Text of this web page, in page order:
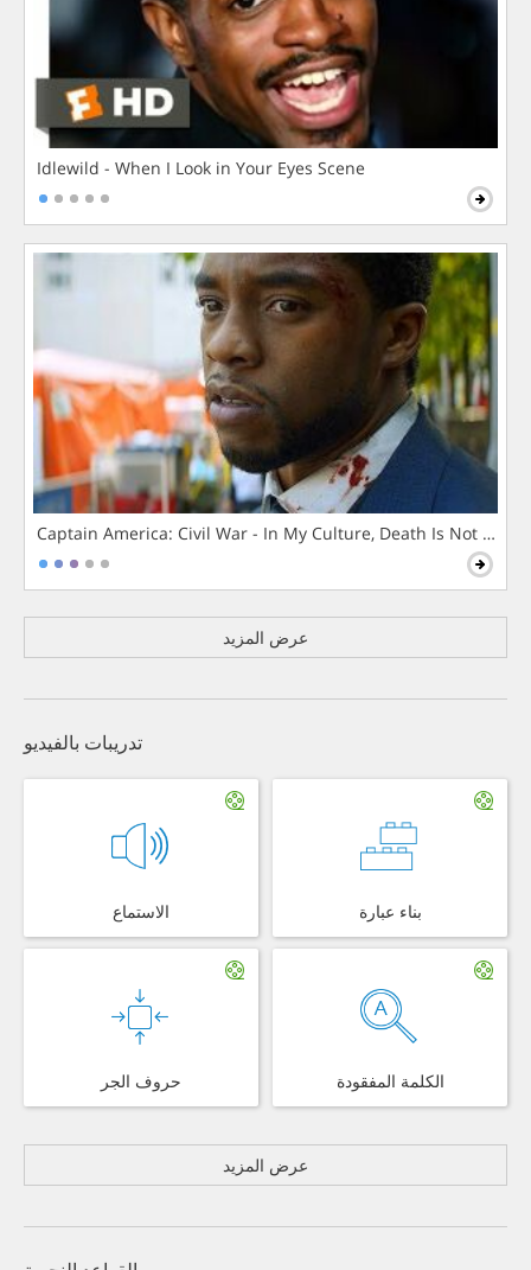
Idlewild - When I Look in Your Eyes Scene
Captain America: Civil War - In My Culture, Death Is Not The
عرض المزيد
تدريبات بالفيديو
الاستماع بناء عبارة
حروف الجر الكلمة المفقودة
عرض المزيد